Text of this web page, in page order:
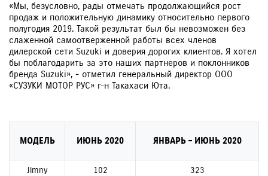
«Мы, безусловно, рады отмечать продолжающийся рост
продаж и положительную динамику относительно первого
полугодия 2019. Такой результат был бы невозможен без
слаженной самоотверженной работы всех членов
дилерской сети Suzuki и доверия дорогих клиентов. Я хотел
бы поблагодарить за это наших партнеров и поклонников
бренда Suzuki», - отметил генеральный директор ООО
«СУЗУКИ МОТОР РУС» г-н Такахаси Юта.
МОДЕЛЬ ИЮНЬ 2020 ЯНВАРЬ – ИЮНЬ 2020
Jimny 102 323